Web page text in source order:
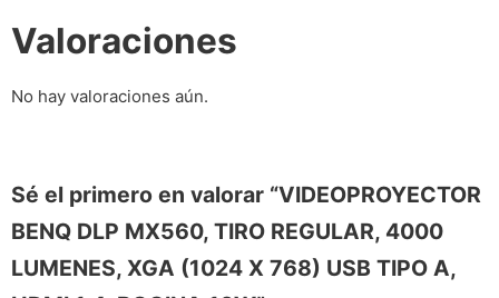
Valoraciones
No hay valoraciones aún.
Sé el primero en valorar “VIDEOPROYECTOR
BENQ DLP MX560, TIRO REGULAR, 4000
LUMENES, XGA (1024 X 768) USB TIPO A,